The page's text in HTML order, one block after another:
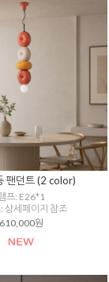
팬던트 (2 color)
프: E26*1
상세페이지 참조
610,000원